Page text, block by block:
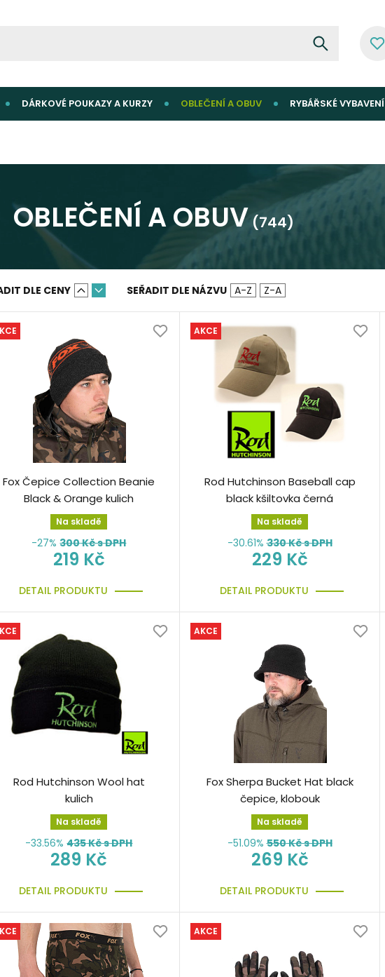
DÁRKOVÉ POUKAZY A KURZY OBLEČENÍ A OBUV RYBÁŘSKÉ VYBAVENÍ
OBLEČENÍ A OBUV (744)
DLE CENY SEŘADIT DLE NÁZVU A-Z Z-A
Fox Čepice Collection Beanie
Black & Orange kulich
Na skladě
-27% 300Kč s DPH
219 Kč
DETAIL PRODUKTU
AKCE
Rod Hutchinson Baseball cap
black kšiltovka černá
Na skladě
-30.61% 330Kč s DPH
229 Kč
DETAIL PRODUKTU
Rod Hutchinson Wool hat
kulich
Na skladě
-33.56% 435Kč s DPH
289 Kč
DETAIL PRODUKTU
AKCE
Fox Sherpa Bucket Hat black
čepice, klobouk
Na skladě
-51.09% 550Kč s DPH
269 Kč
DETAIL PRODUKTU
AKCE